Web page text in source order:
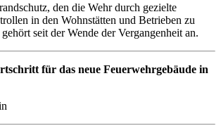
den die Wehr durch gezielte
in den Wohnstätten und Betrieben zu
seit der Wende der Vergangenheit an.
für das neue Feuerwehrgebäude in